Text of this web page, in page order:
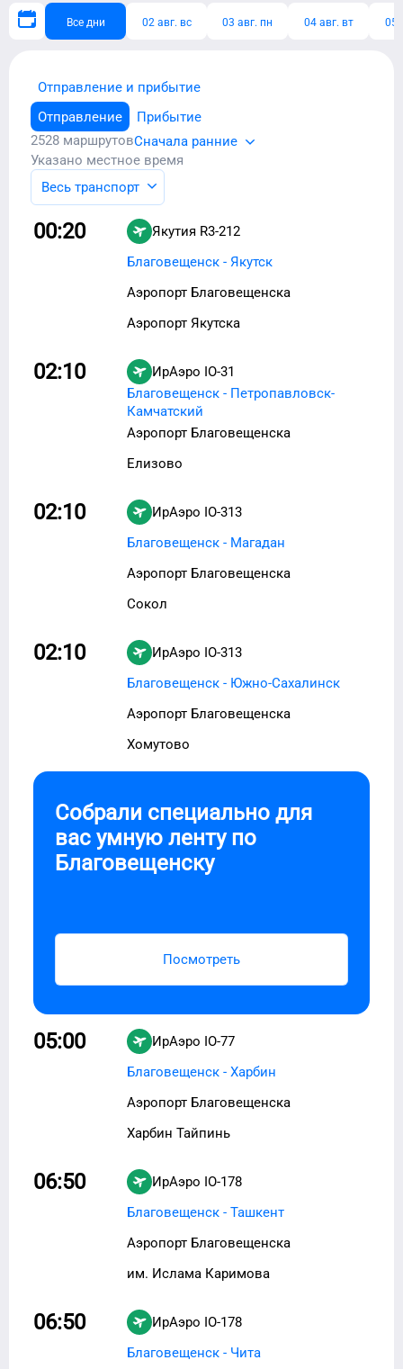
Все дни 02 авг. вс 03 авг. пн 04 авг. вт 05
Отправление и прибытие
Отправление
Прибытие
2528 маршрутовСначала ранние
Указано местное время
Весь транспорт
00:20 Якутия R3-212
Благовещенск - Якутск
Аэропорт Благовещенска
Аэропорт Якутска
02:10 ИрАэро IO-31
Благовещенск - Петропавловск-
Камчатский
Аэропорт Благовещенска
Елизово
02:10 ИрАэро IO-313
Благовещенск - Магадан
Аэропорт Благовещенска
Сокол
02:10 ИрАэро IO-313
Благовещенск - Южно-Сахалинск
Аэропорт Благовещенска
Хомутово
Собрали специально для
вас умную ленту по
Благовещенску
Посмотреть
05:00 ИрАэро IO-77
Благовещенск - Харбин
Аэропорт Благовещенска
Харбин Тайпинь
06:50 ИрАэро IO-178
Благовещенск - Ташкент
Аэропорт Благовещенска
им. Ислама Каримова
06:50 ИрАэро IO-178
Благовещенск - Чита